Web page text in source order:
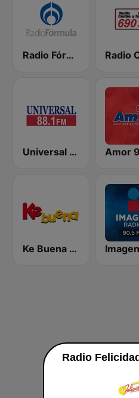
Radio Fórmula 104.1 FM
Universal 88.1 FM
Ke Buena 92.9 FM